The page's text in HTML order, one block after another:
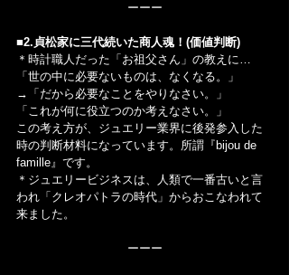
ーーー
■2.貞松家に三代続いた商人魂！(価値判断)
＊時計職人だった「お祖父さん」の教えに…
「世の中に必要ないものは、なくなる。」
→「だから必要なことをやりなさい。」
「これが何に役立つのか考えなさい。」
この考え方が、ジュエリー業界に後発参入した
時の判断材料になっています。所謂『bijou de
famille』です。
＊ジュエリービジネスは、人類で一番古いと言
われ「クレオパトラの時代」からおこなわれて
来ました。
ーーー